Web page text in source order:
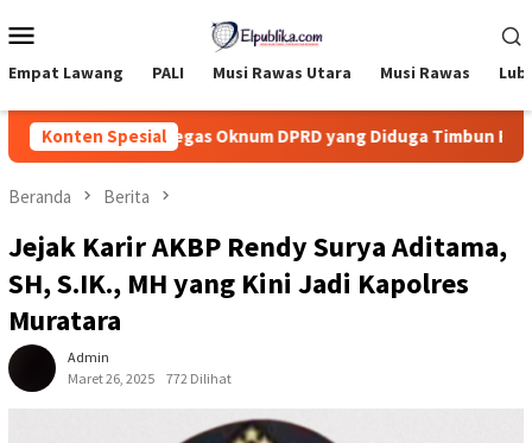
ke
Mobile
Empat Lawang PALI Musi Rawas Utara Musi Rawas
Konten Spesial
Tindak Tegas Oknum DPRD yang Diduga Timbun BBM Subsidi
Beranda Berita
Jejak Karir AKBP Rendy Surya Aditama,
SH, S.IK., MH yang Kini Jadi Kapolres
Muratara
Admin
Maret 26, 2025
772 Dilihat